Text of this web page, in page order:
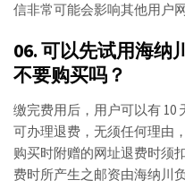
信非常可能会影响其他用户
06. 可以先试用海纳
不要购买吗？
缴完费用后，用户可以有 10
可办理退费，无须任何理由
购买时附赠的网址退费时须
费时所产生之邮资由海纳川负